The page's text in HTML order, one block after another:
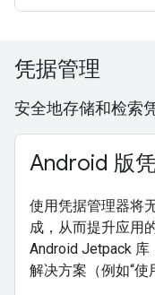
凭据管理
安全地存储和检索
Android 版
使用凭据管理器将
成，从而提升应用
Android Jetpack
解决方案（例如“使